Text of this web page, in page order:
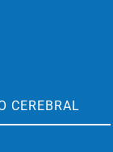
CEREBRAL